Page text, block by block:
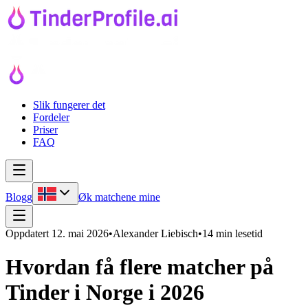
Slik fungerer det
Fordeler
Priser
FAQ
Blogg Øk matchene mine
Oppdatert 12. mai 2026•Alexander Liebisch•14 min lesetid
Hvordan få flere matcher på
Tinder i Norge i 2026